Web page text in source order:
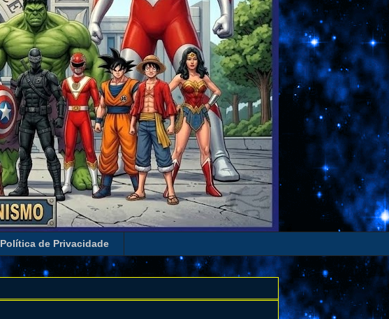
Política de Privacidade